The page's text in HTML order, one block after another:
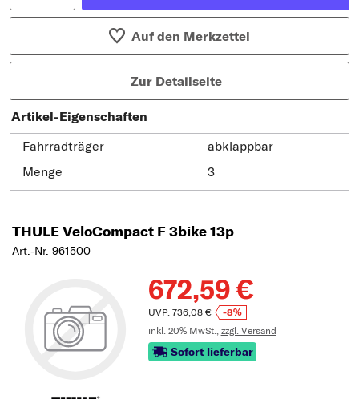
Auf den Merkzettel
Zur Detailseite
Artikel-Eigenschaften
Fahrradträger
abklappbar
Menge
3
THULE VeloCompact F 3bike 13p
Art.-Nr. 961500
672,59 €
UVP: 736,08 €
-8%
inkl. 20% MwSt., zzgl. Versand
Sofort lieferbar